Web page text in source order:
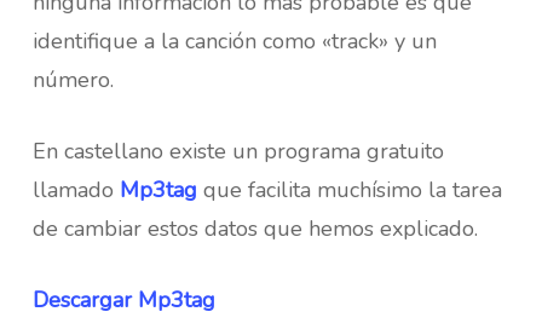
identifique a la canción como «track» y un
número.
En castellano existe un programa gratuito
llamado Mp3tag que facilita muchísimo la tarea
de cambiar estos datos que hemos explicado.
Descargar Mp3tag